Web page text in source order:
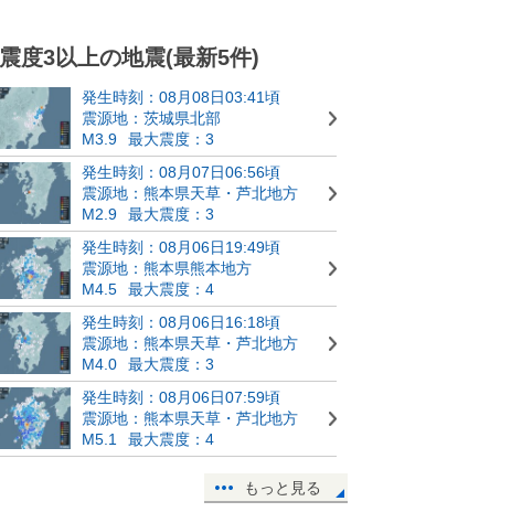
震度3以上の地震(最新5件)
発生時刻：08月08日03:41頃
震源地：茨城県北部
M3.9
最大震度：3
発生時刻：08月07日06:56頃
震源地：熊本県天草・芦北地方
M2.9
最大震度：3
発生時刻：08月06日19:49頃
震源地：熊本県熊本地方
M4.5
最大震度：4
発生時刻：08月06日16:18頃
震源地：熊本県天草・芦北地方
M4.0
最大震度：3
発生時刻：08月06日07:59頃
震源地：熊本県天草・芦北地方
M5.1
最大震度：4
もっと見る